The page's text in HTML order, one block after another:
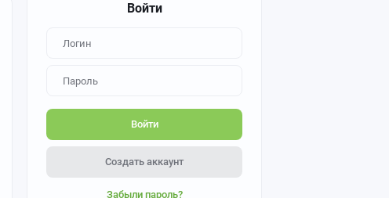
Войти
Войти
Создать аккаунт
Забыли пароль?